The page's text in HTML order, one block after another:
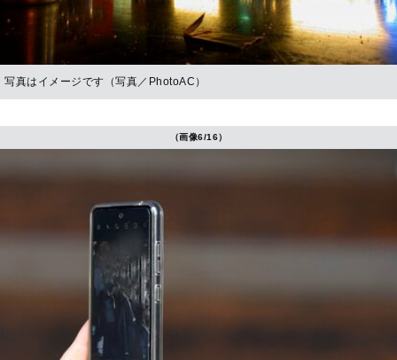
写真はイメージです（写真／PhotoAC）
（画像6/16）